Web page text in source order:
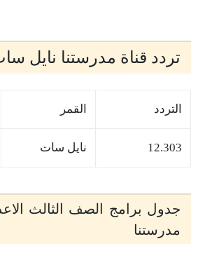
تردد قناة مدرستنا نايل
التردد القمر
12.303 نايل سات
جدول برامج الصف الثالث
مدرستنا